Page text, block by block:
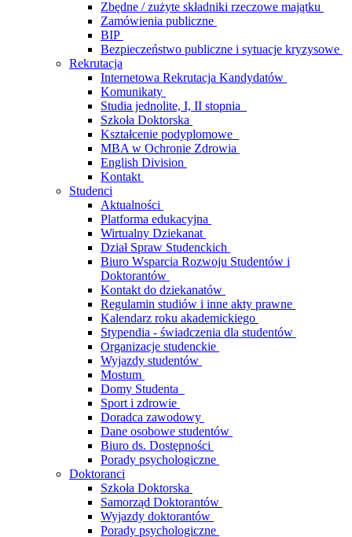
Zbędne / zużyte składniki rzeczowe majątku
Zamówienia publiczne
BIP
Bezpieczeństwo publiczne i sytuacje kryzysowe
Rekrutacja
Internetowa Rekrutacja Kandydatów
Komunikaty
Studia jednolite, I, II stopnia
Szkoła Doktorska
Kształcenie podyplomowe
MBA w Ochronie Zdrowia
English Division
Kontakt
Studenci
Aktualności
Platforma edukacyjna
Wirtualny Dziekanat
Dział Spraw Studenckich
Biuro Wsparcia Rozwoju Studentów i
Doktorantów
Kontakt do dziekanatów
Regulamin studiów i inne akty prawne
Kalendarz roku akademickiego
Stypendia - świadczenia dla studentów
Organizacje studenckie
Wyjazdy studentów
Mostum
Domy Studenta
Sport i zdrowie
Doradca zawodowy
Dane osobowe studentów
Biuro ds. Dostępności
Porady psychologiczne
Doktoranci
Szkoła Doktorska
Samorząd Doktorantów
Wyjazdy doktorantów
Porady psychologiczne